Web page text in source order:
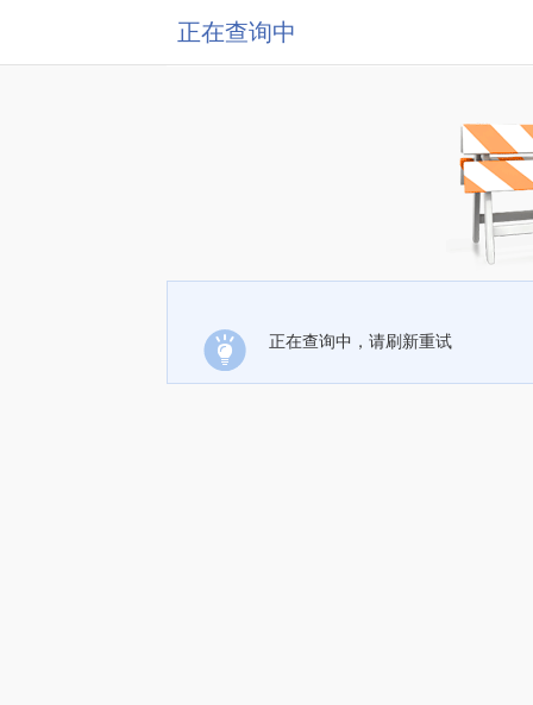
正在查询中
正在查询中，请刷新重试